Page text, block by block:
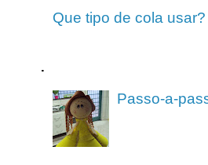
Que tipo de cola usar?
.
Passo-a-